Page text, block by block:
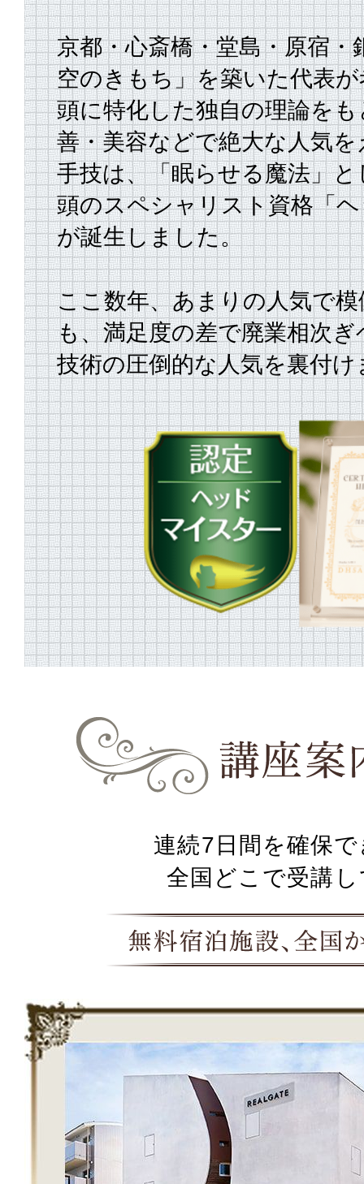
京都・心斎橋・堂島・原宿・
空のきもち」を築いた代表
頭に特化した独自の理論を
善・美容などで絶大な人気
手技は、「眠らせる魔法」
頭のスペシャリスト資格「
が誕生しました。
ここ数年、あまりの人気で
も、満足度の差で廃業相次
技術の圧倒的な人気を裏付け
連続7日間を確保
全国どこで受講